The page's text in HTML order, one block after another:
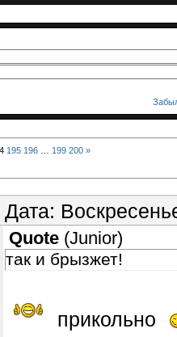
195 196 199 200 »
Дата:
Quote (Junior)
так и брызжет!
прикольно